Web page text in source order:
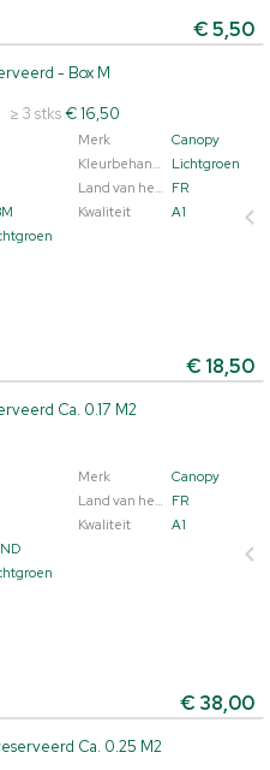
€5,50
- Box M
≥ 3 stks€ 16,50
Merk
Canopy
Lichtgroen
FR
Kwaliteit
A1
€ 18,50
M
kunnen kopen.
Ca. 0.17 M2
Merk
Canopy
FR
Kwaliteit
A1
€ 38,00
M2
kunnen kopen.
Ca. 0.25 M2
0.25 M2